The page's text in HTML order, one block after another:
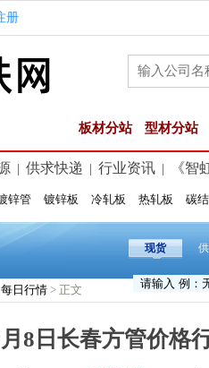
册
板材分站 型材分站
供求快递 行业资讯 《智
锌管 镀锌板 冷轧板 热轧板 碳
现货
每日行情 > 正文
8日长春方管价格